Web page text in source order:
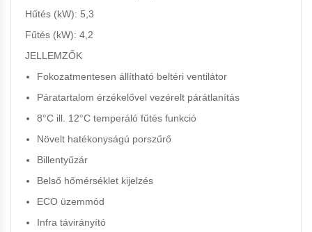
Hűtés (kW): 5,3
Fűtés (kW): 4,2
JELLEMZŐK
Fokozatmentesen állítható beltéri ventilátor
Páratartalom érzékelővel vezérelt párátlanítás
8°C ill. 12°C temperáló fűtés funkció
Növelt hatékonyságú porszűrő
Billentyűzár
Belső hőmérséklet kijelzés
ECO üzemmód
Infra távirányító